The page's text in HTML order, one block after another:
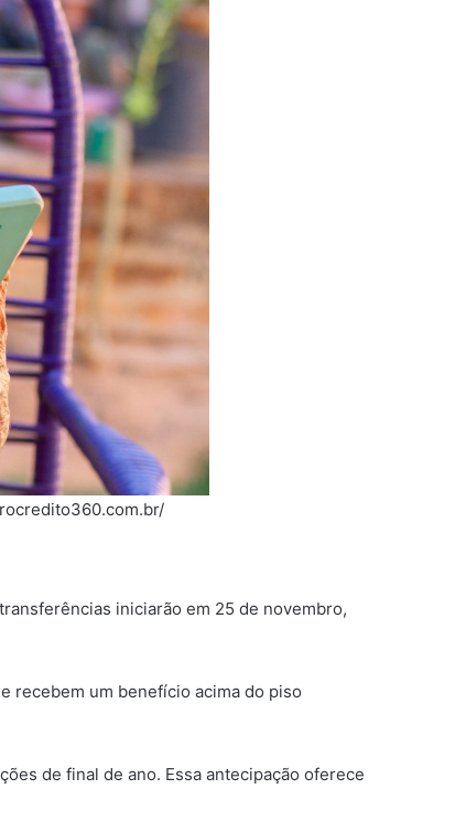
iniciarão em 25 de novembro,
recebem um benefício acima do piso
de final de ano. Essa antecipação oferece